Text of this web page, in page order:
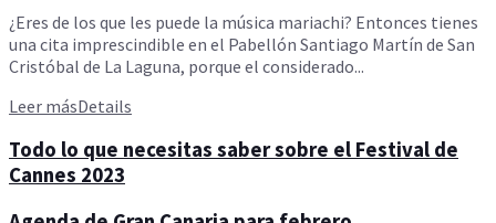
¿Eres de los que les puede la música mariachi? Entonces tienes
una cita imprescindible en el Pabellón Santiago Martín de San
Cristóbal de La Laguna, porque el considerado...
Leer másDetails
Todo lo que necesitas saber sobre el Festival de
Cannes 2023